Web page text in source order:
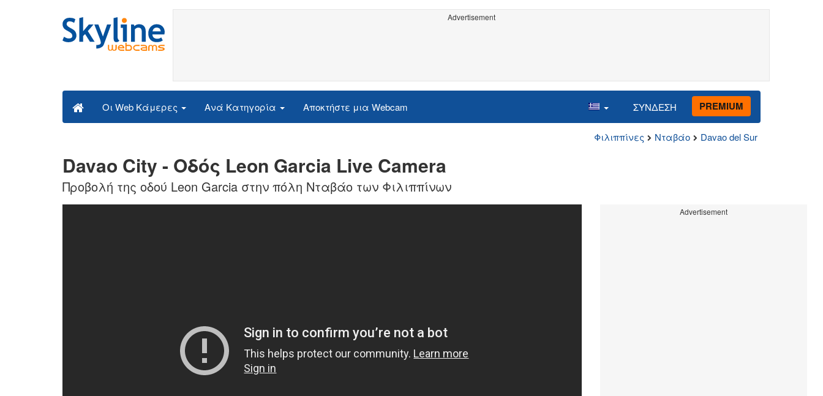
Advertisement
Οι Web Κάμερες Ανά Κατηγορία Αποκτήστε μια Webcam ΣΥΝΔΕΣΗ PREMIUM
Φιλιππίνες Νταβάο Davao del Sur
Davao City - Οδός Leon Garcia Live Camera
Προβολή της οδού Leon Garcia στην πόλη Νταβάο των Φιλιππίνων
Advertisement